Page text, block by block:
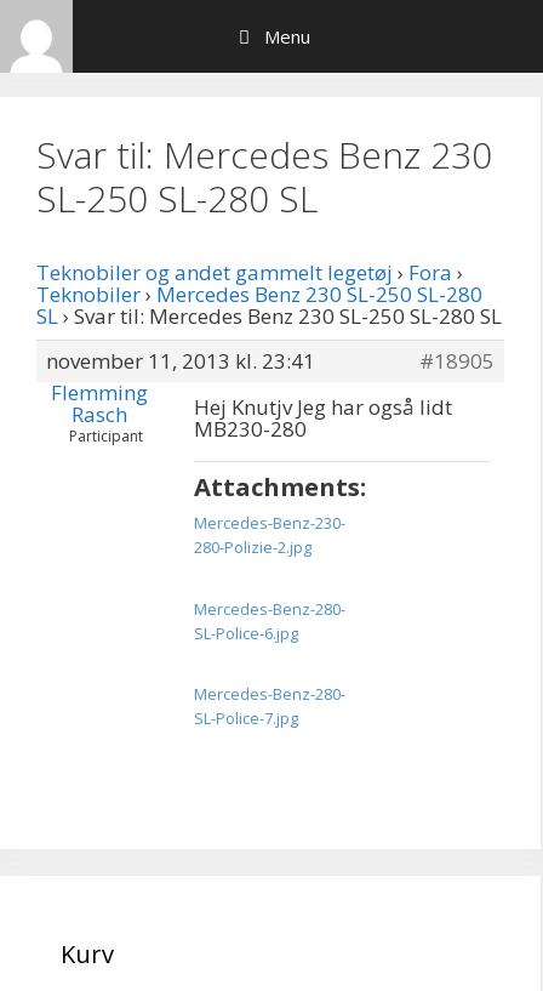
Hop
indhold
Menu
Svar til: Mercedes Benz 230
SL-250 SL-280 SL
Teknobiler og andet gammelt legetøj › Fora ›
Teknobiler› Mercedes Benz 230 SL-250 SL-280
SL› Svar til: Mercedes Benz 230 SL-250 SL-280 SL
november 11, 2013 kl. 23:41
#18905
Flemming
Rasch
Participant
Hej Knutjv Jeg har også lidt
MB230-280
Attachments:
Mercedes-Benz-230-
280-Polizie-2.jpg
Mercedes-Benz-280-
SL-Police-6.jpg
Mercedes-Benz-280-
SL-Police-7.jpg
Kurv